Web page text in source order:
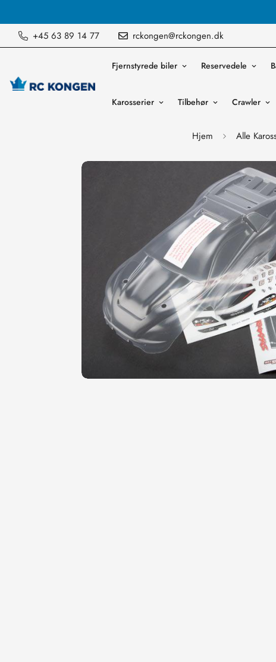
+45 63 89 14 77 rckongen@rckongen.dk
Fjernstyrede biler Reservedele
Karosserier Tilbehør Crawler
Hjem Alle